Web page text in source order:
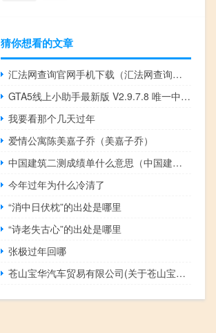
猜你想看的文章
汇法网查询官网手机下载（汇法网查询官网）
GTA5线上小助手最新版 V2.9.7.8 唯一中文版（GTA5线上小助手最新版 V2.9.7.8 唯一中文版功能简介）
我要看那个几天过年
爱情公寓陈美嘉子乔（美嘉子乔）
中国建筑二测成绩单什么意思（中国建筑二测题库）
今年过年为什么冷清了
“消中日伏枕”的出处是哪里
“诗老失古心”的出处是哪里
张极过年回哪
苍山宝华汽车贸易有限公司(关于苍山宝华汽车贸易有限公司简述)